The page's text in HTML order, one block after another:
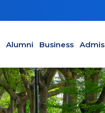
Alumni Business